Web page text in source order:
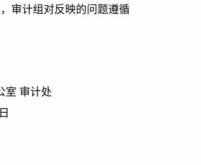
审计组对反映的问题遵循
审计处
日